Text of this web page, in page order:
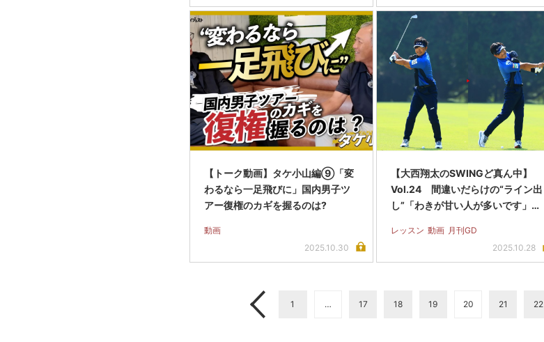
【トーク動画】タケ小山編⑨「変
わるなら一足飛びに」国内男子ツ
アー復権のカギを握るのは?
動画
2025.10.30
【大西翔太のSWINGど真ん中】
Vol.24 間違いだらけの“ライン出
し”「わきが甘い人が多いです」…
レッスン 動画 月刊GD
2025.10.28
1 … 17 18 19 20 21 22